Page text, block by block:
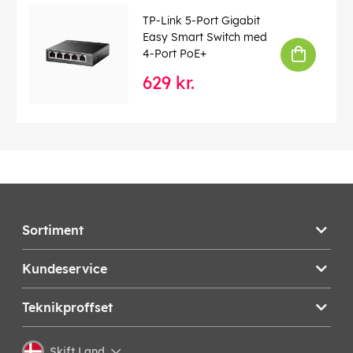
Likströmsadapter (för inomhusbruk)
Fästtillbehör
Tätningsmedel
TP-Link 5-Port Gigabit
Easy Smart Switch med
4-Port PoE+
629 kr.
Sortiment
Kundeservice
Teknikproffset